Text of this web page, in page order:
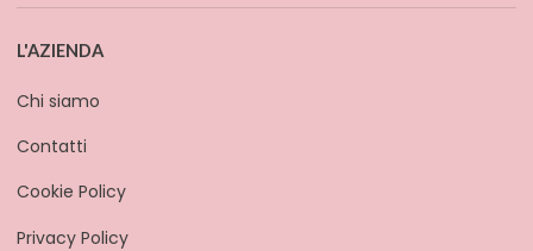
L'AZIENDA
Chi siamo
Contatti
Cookie Policy
Privacy Policy